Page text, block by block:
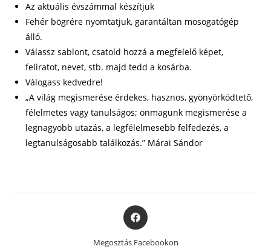
Az aktuális évszámmal készítjük
Fehér bögrére nyomtatjuk, garantáltan mosogatógép
álló.
Válassz sablont, csatold hozzá a megfelelő képet,
feliratot, nevet, stb. majd tedd a kosárba.
Válogass kedvedre!
„A világ megismerése érdekes, hasznos, gyönyörködtető,
félelmetes vagy tanulságos; önmagunk megismerése a
legnagyobb utazás, a legfélelmesebb felfedezés, a
legtanulságosabb találkozás.” Márai Sándor
Opens
in
a
Megosztás Facebookon